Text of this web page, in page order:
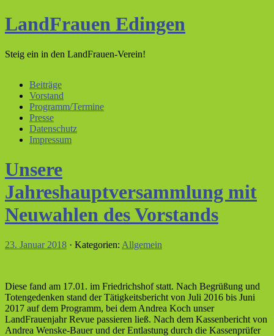
LandFrauen Edingen
Steig ein in den LandFrauen-Verein!
Beiträge
Vorstand
Programm/Termine
Presse
Datenschutz
Impressum
Unsere
Jahreshauptversammlung mit
Neuwahlen des Vorstands
23. Januar 2018 · Kategorien: Allgemein
Diese fand am 17.01. im Friedrichshof statt. Nach Begrüßung und
Totengedenken stand der Tätigkeitsbericht von Juli 2016 bis Juni
2017 auf dem Programm, bei dem Andrea Koch unser
LandFrauenjahr Revue passieren ließ. Nach dem Kassenbericht von
Andrea Wenske-Bauer und der Entlastung durch die Kassenprüfer